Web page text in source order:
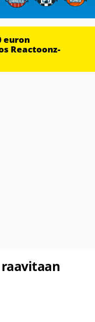
euron
Reactoonz-